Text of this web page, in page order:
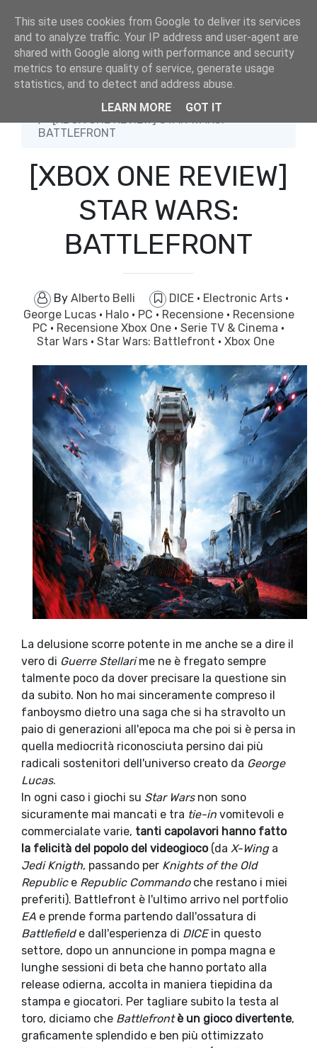
DICE
[XBOX ONE REVIEW] STAR WARS:
BATTLEFRONT
[XBOX ONE REVIEW]
STAR WARS:
BATTLEFRONT
By Alberto Belli DICE · Electronic Arts ·
George Lucas · Halo · PC · Recensione · Recensione
PC · Recensione Xbox One · Serie TV & Cinema ·
Star Wars · Star Wars: Battlefront · Xbox One
La delusione scorre potente in me anche se a dire il
vero di Guerre Stellarime ne è fregato sempre
talmente poco da dover precisare la questione sin
da subito. Non ho mai sinceramente compreso il
fanboysmo dietro una saga che si ha stravolto un
paio di generazioni all'epoca ma che poi si è persa in
quella mediocrità riconosciuta persino dai più
radicali sostenitori dell'universo creato da George
Lucas.
In ogni caso i giochi su Star Warsnon sono
sicuramente mai mancati e tra tie-in vomitevoli e
commercialate varie, tanti capolavori hanno fatto
la felicità del popolo del videogioco (da X-Winga
Jedi Knigth, passando per Knights of the Old
Republice Republic Commandoche restano i miei
preferiti). Battlefront è l'ultimo arrivo nel portfolio
EA e prende forma partendo dall'ossatura di
Battlefielde dall'esperienza di DICEin questo
settore, dopo un annuncione in pompa magna e
lunghe sessioni di beta che hanno portato alla
release odierna, accolta in maniera tiepidina da
stampa e giocatori. Per tagliare subito la testa al
toro, diciamo che Battlefront è un gioco divertente,
graficamente splendido e ben più ottimizzato
This site uses cookies from Google to deliver its services
and to analyze traffic. Your IP address and user-agent are
shared with Google along with performance and security
metrics to ensure quality of service, generate usage
statistics, and to detect and address abuse.
LEARN MORE
GOT IT